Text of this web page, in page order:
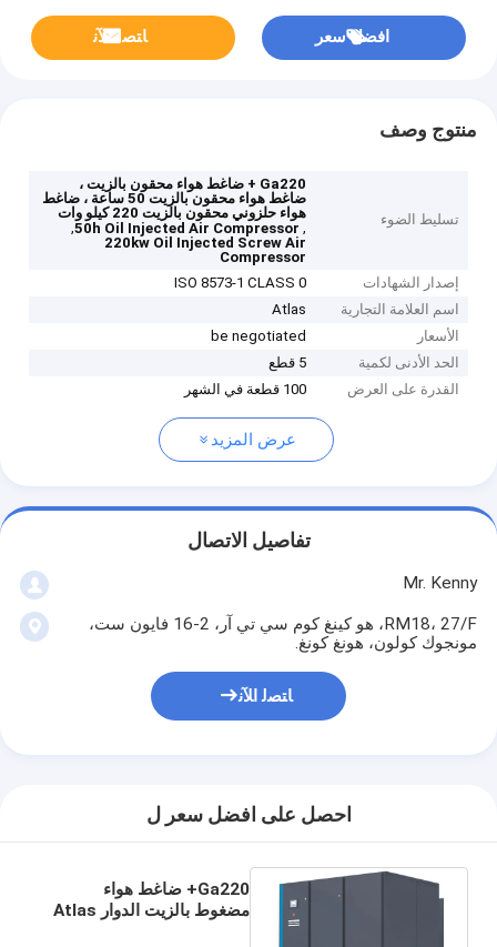
افضل سعر ﺎﺘﺼﻟ ﺍﻶﻧ
منتوج وصف
تسليط الضوء
Ga220 + ضاغط هواء محقون بالزيت ،
ضاغط هواء محقون بالزيت 50 ساعة ، ضاغط
هواء حلزوني محقون بالزيت 220 كيلو وات
,
50h Oil Injected Air Compressor
,
220kw Oil Injected Screw Air
Compressor
إصدار الشهادات
ISO 8573-1 CLASS 0
اسم العلامة التجارية
Atlas
الأسعار
be negotiated
الحد الأدنى لكمية
5 قطع
القدرة على العرض
100 قطعة في الشهر
عرض المزيد
تفاصيل الاتصال
Mr. Kenny
RM18، 27/F، هو كينغ كوم سي تي آر، 2-16 فايون ست،
مونجوك كولون، هونغ كونغ.
ﺎﺘﺼﻟ ﺍﻶﻧ
احصل على افضل سعر ل
Ga220+ ضاغط هواء
مضغوط بالزيت الدوار Atlas